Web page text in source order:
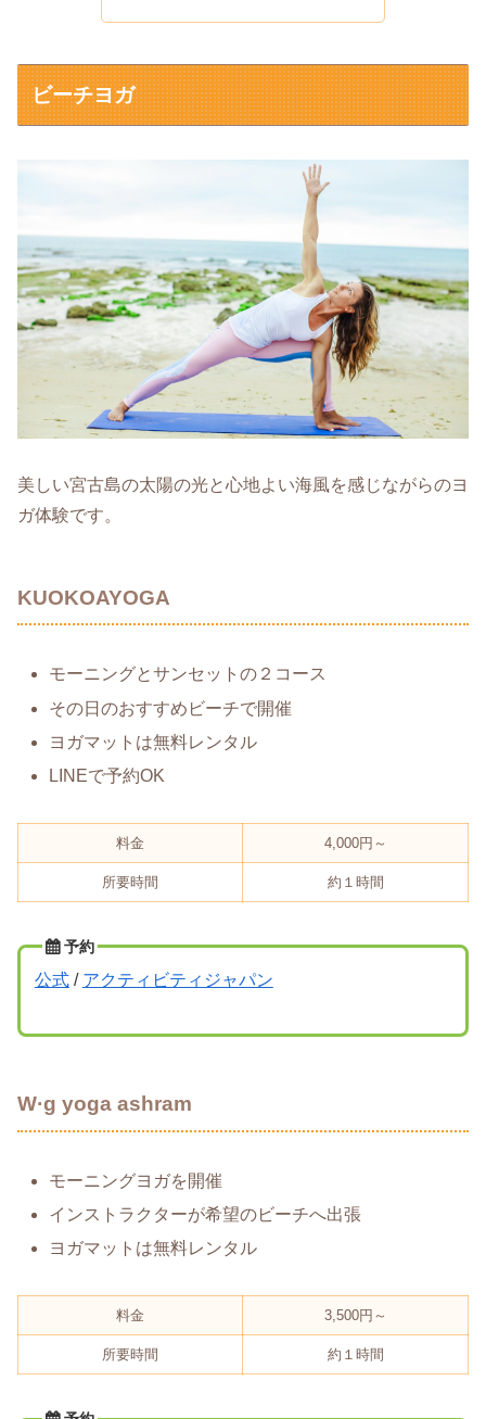
ビーチヨガ
美しい宮古島の太陽の光と心地よい海風を感じながらのヨ
ガ体験です。
KUOKOAYOGA
モーニングとサンセットの２コース
その日のおすすめビーチで開催
ヨガマットは無料レンタル
LINEで予約OK
料金 4,000円～
所要時間 約１時間
予約
公式/ アクティビティジャパン
W·g yoga ashram
モーニングヨガを開催
インストラクターが希望のビーチへ出張
ヨガマットは無料レンタル
料金 3,500円～
所要時間 約１時間